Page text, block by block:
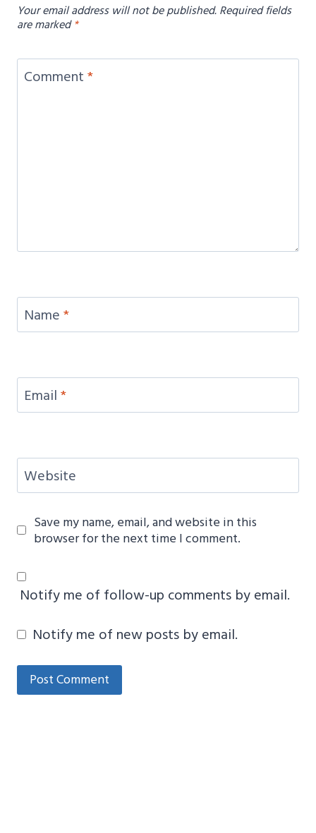
Your email address will not be published.Required fields
are marked*
Comment*
Name*
Email*
Website
Save my name, email, and website in this
browser for the next time I comment.
Notify me of follow-up comments by email.
Notify me of new posts by email.